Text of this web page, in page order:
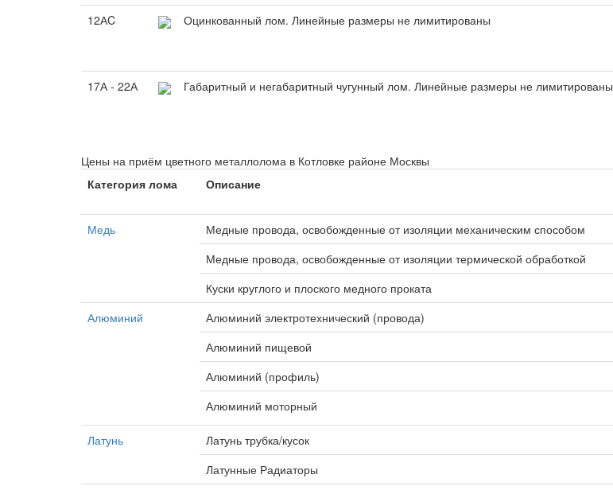
12АC Оцинкованный лом. Линейные размеры не лимитированы
17А - 22А Габаритный и негабаритный чугунный лом. Линейные размеры не лимитированы
Цены на приём цветного металлолома в Котловке районе Москвы
Категория лома
Описание
Медь Медные провода, освобожденные от изоляции механическим способом
Медные провода, освобожденные от изоляции термической обработкой
Куски круглого и плоского медного проката
Алюминий
Алюминий электротехнический (провода)
Алюминий пищевой
Алюминий (профиль)
Алюминий моторный
Латунь Латунь трубка/кусок
Латунные Радиаторы